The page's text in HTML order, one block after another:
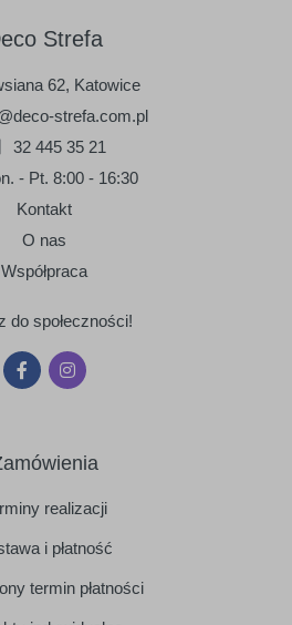
Strefa
62, Katowice
strefa.com.pl
32 445 35 21
- Pt. 8:00 - 16:30
Kontakt
O nas
Współpraca
do społeczności!
realizacji
i płatność
termin płatności